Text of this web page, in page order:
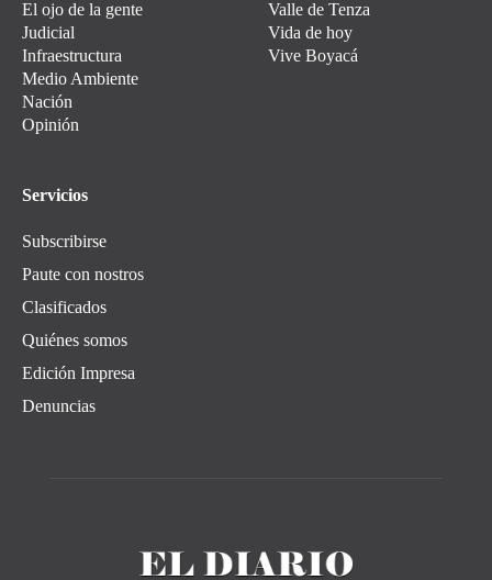
El ojo de la gente
Judicial
Infraestructura
Medio Ambiente
Nación
Opinión
Valle de Tenza
Vida de hoy
Vive Boyacá
Servicios
Subscribirse
Paute con nostros
Clasificados
Quiénes somos
Edición Impresa
Denuncias